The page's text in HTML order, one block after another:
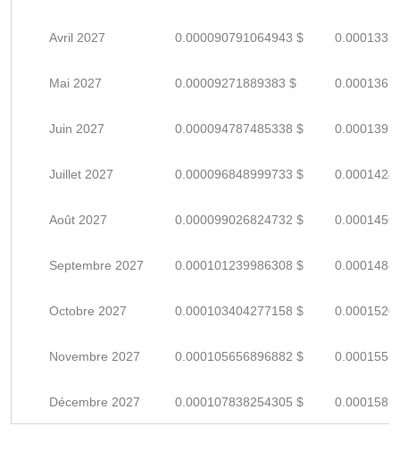
Avril 2027 0.000090791064943 $
Mai 2027 0.00009271889383 $
Juin 2027 0.000094787485338 $
Juillet 2027 0.000096848999733 $
Août 2027 0.000099026824732 $
Septembre 2027 0.000101239986308 $
Octobre 2027 0.000103404277158 $
Novembre 2027 0.000105656896882 $
Décembre 2027 0.000107838254305 $